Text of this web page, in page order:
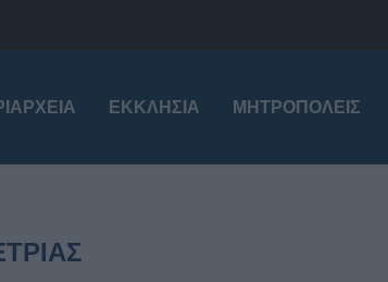
ΕΚΚΛΗΣΊΑ ΜΗΤΡΟΠΌΛΕΙΣ